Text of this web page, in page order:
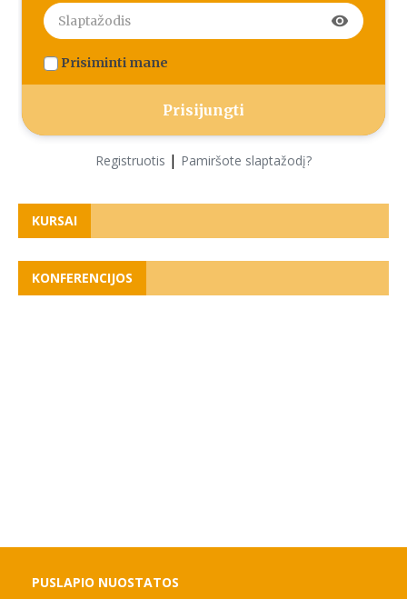
visibility
Prisiminti mane
Registruotis | Pamiršote slaptažodį?
KURSAI
KONFERENCIJOS
PUSLAPIO NUOSTATOS